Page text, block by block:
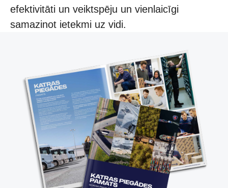
efektivitāti un veiktspēju un vienlaicīgi
samazinot ietekmi uz vidi.